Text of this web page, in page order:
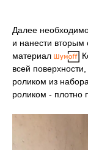
Далее
и нанести вторым
материал
всей
роликом из
роликом - плотно